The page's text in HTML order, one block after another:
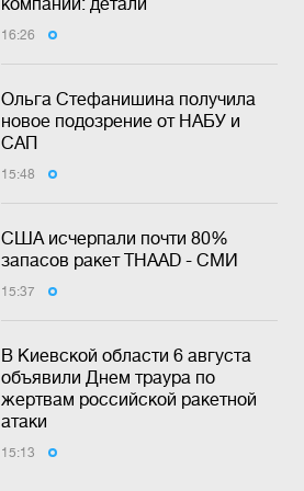
16:26
Ольга Стефанишина получила
новое подозрение от НАБУ и
САП
15:48
США исчерпали почти 80%
запасов ракет THAAD - СМИ
15:37
В Киевской области 6 августа
объявили Днем траура по
жертвам российской ракетной
атаки
15:13